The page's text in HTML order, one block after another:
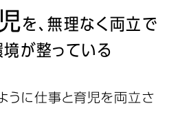
を、無理なく両立で
が整っている
うに仕事と育児を両立さ